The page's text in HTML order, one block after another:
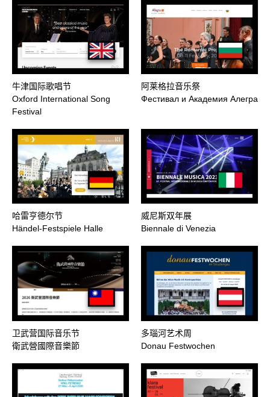
牛津国际歌唱节
Oxford International Song
Festival
阿莱格拉音乐祭
Фестивал и Академия Алегра
哈雷亨德尔节
Händel-Festspiele Halle
威尼斯双年展
Biennale di Venezia
卫武营国际音乐节
衛武營國際音樂節
多瑙河艺术周
Donau Festwochen